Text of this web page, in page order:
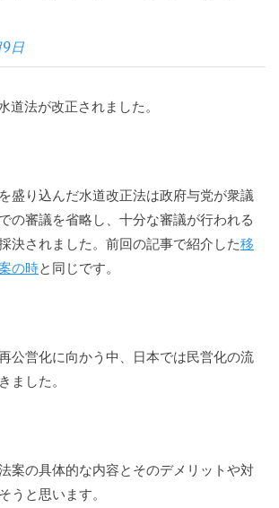
9日
道法が改正されました。
盛り込んだ水道改正法は政府与党が衆議
の審議を省略し、十分な審議が行われる
決されました。前回の記事で紹介した移
の時と同じです。
公営化に向かう中、日本では民営化の流
ました。
案の具体的な内容とそのデメリットや対
うと思います。